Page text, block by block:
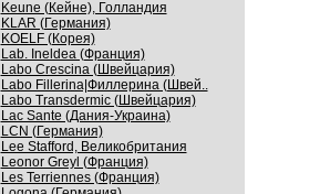
Keune (Кейне), Голландия
KLAR (Германия)
KOELF (Корея)
Lab. Ineldea (Франция)
Labo Crescina (Швейцария)
Labo Fillerina|Филлерина (Швей..
Labo Transdermic (Швейцария)
Lac Sante (Дания-Украина)
LCN (Германия)
Lee Stafford, Великобритания
Leonor Greyl (Франция)
Les Terriennes (Франция)